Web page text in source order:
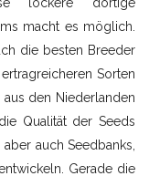
macht es möglich.
die besten Breeder
Sorten
den Niederlanden
Qualität der Seeds
auch Seedbanks,
Gerade die